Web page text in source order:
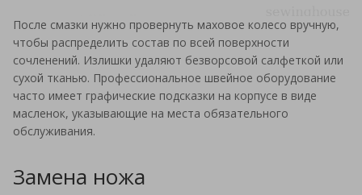
После смазки нужно провернуть маховое колесо вручную,
чтобы распределить состав по всей поверхности
сочленений. Излишки удаляют безворсовой салфеткой или
сухой тканью. Профессиональное швейное оборудование
часто имеет графические подсказки на корпусе в виде
масленок, указывающие на места обязательного
обслуживания.
Замена ножа